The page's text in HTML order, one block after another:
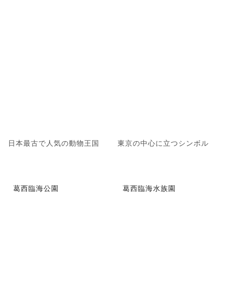
日本最古で人気の動物王国 東京の中心に立つシンボル
葛西臨海公園 葛西臨海水族園